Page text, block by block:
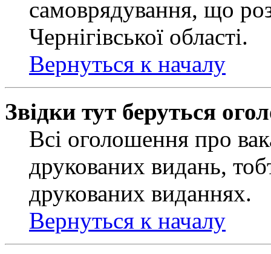
самоврядування, що
Чернігівської області.
Вернуться к началу
Звідки тут беруться
Всі оголошення про
друкованих видань,
друкованих виданнях.
Вернуться к началу